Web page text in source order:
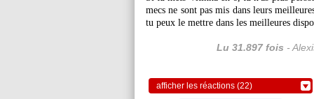
mecs ne sont pas mis dans leurs
tu peux le mettre dans les meilleures
Lu 31.897 fois -
afficher les réactions (22)